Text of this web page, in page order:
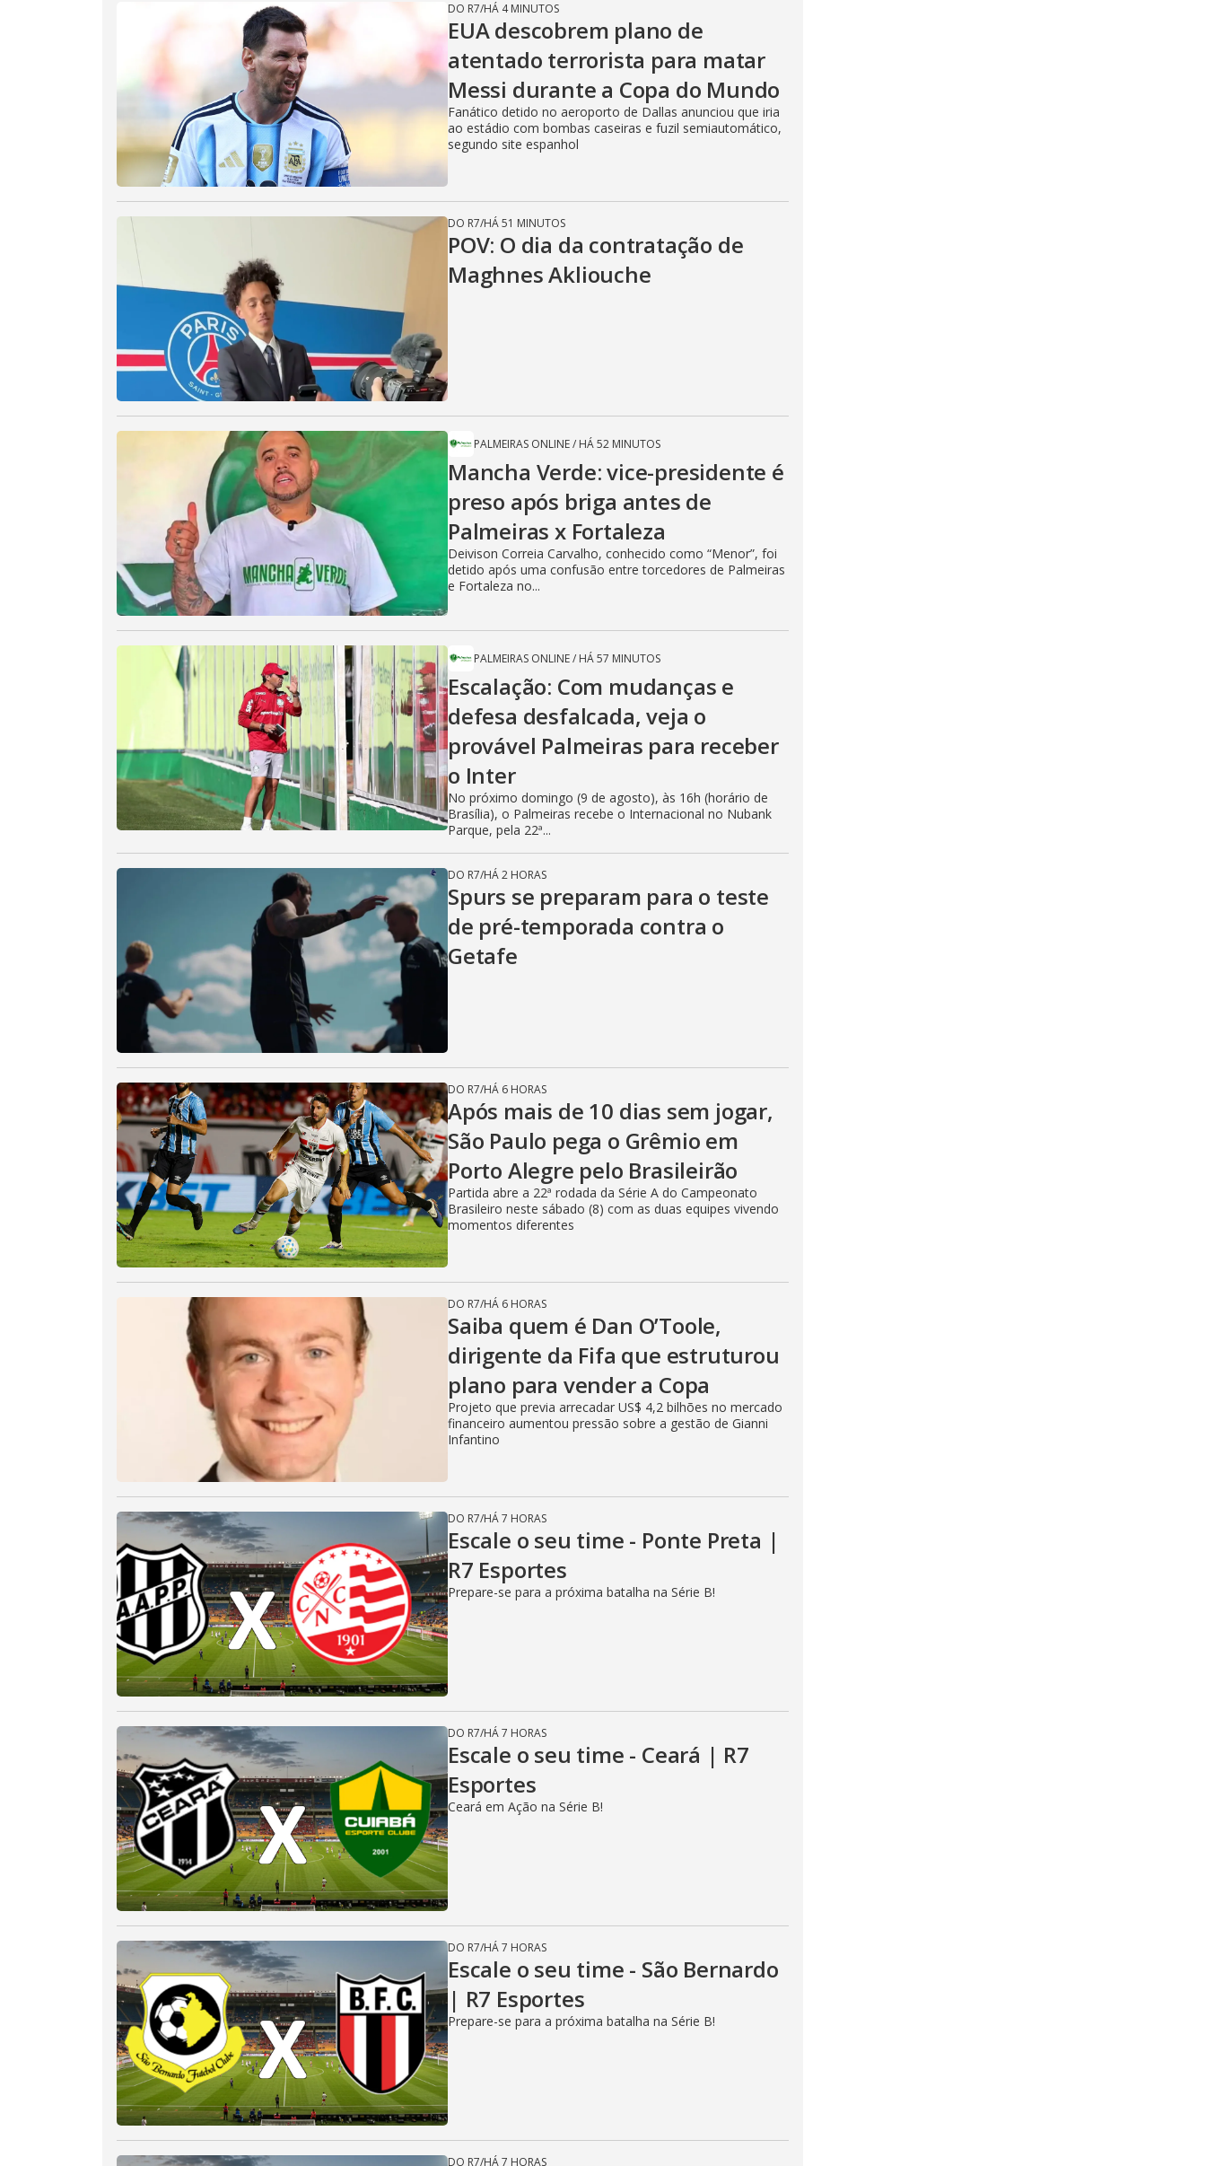
DO R7/HÁ 4 MINUTOS
EUA descobrem plano de
atentado terrorista para matar
Messi durante a Copa do Mundo
Fanático detido no aeroporto de Dallas anunciou que iria
ao estádio com bombas caseiras e fuzil semiautomático,
segundo site espanhol
DO R7/HÁ 51 MINUTOS
POV: O dia da contratação de
Maghnes Akliouche
PALMEIRAS ONLINE/ HÁ 52 MINUTOS
Mancha Verde: vice-presidente é
preso após briga antes de
Palmeiras x Fortaleza
Deivison Correia Carvalho, conhecido como “Menor”, foi
detido após uma confusão entre torcedores de Palmeiras
e Fortaleza no...
PALMEIRAS ONLINE/ HÁ 57 MINUTOS
Escalação: Com mudanças e
defesa desfalcada, veja o
provável Palmeiras para receber
o Inter
No próximo domingo (9 de agosto), às 16h (horário de
Brasília), o Palmeiras recebe o Internacional no Nubank
Parque, pela 22ª...
DO R7/HÁ 2 HORAS
Spurs se preparam para o teste
de pré-temporada contra o
Getafe
DO R7/HÁ 6 HORAS
Após mais de 10 dias sem jogar,
São Paulo pega o Grêmio em
Porto Alegre pelo Brasileirão
Partida abre a 22ª rodada da Série A do Campeonato
Brasileiro neste sábado (8) com as duas equipes vivendo
momentos diferentes
DO R7/HÁ 6 HORAS
Saiba quem é Dan O’Toole,
dirigente da Fifa que estruturou
plano para vender a Copa
Projeto que previa arrecadar US$ 4,2 bilhões no mercado
financeiro aumentou pressão sobre a gestão de Gianni
Infantino
DO R7/HÁ 7 HORAS
Escale o seu time - Ponte Preta |
R7 Esportes
Prepare-se para a próxima batalha na Série B!
DO R7/HÁ 7 HORAS
Escale o seu time - Ceará | R7
Esportes
Ceará em Ação na Série B!
DO R7/HÁ 7 HORAS
Escale o seu time - São Bernardo
| R7 Esportes
Prepare-se para a próxima batalha na Série B!
DO R7/HÁ 7 HORAS